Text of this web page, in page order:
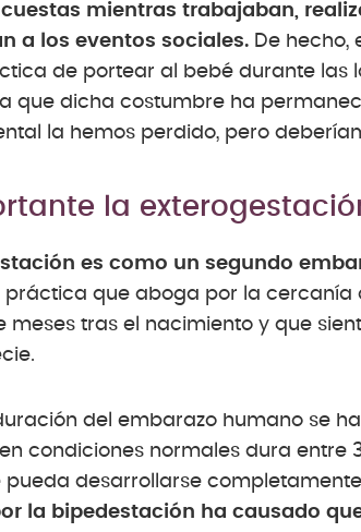
mientras trabajaban,
a los eventos sociales. De hecho,
de portear al bebé durante las
que dicha costumbre ha
la hemos perdido, pero
la
es como un segundo
práctica que aboga por la cercanía
meses tras el nacimiento y que
del embarazo humano se
condiciones normales dura entre
desarrollarse
la bipedestación ha causado